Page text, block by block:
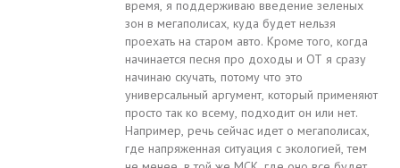
время, я поддерживаю введение зеленых
зон в мегаполисах, куда будет нельзя
проехать на старом авто. Кроме того, когда
начинается песня про доходы и ОТ я сразу
начинаю скучать, потому что это
универсальный аргумент, который применяют
просто так ко всему, подходит он или нет.
Например, речь сейчас идет о мегаполисах,
где напряженная ситуация с экологией, тем